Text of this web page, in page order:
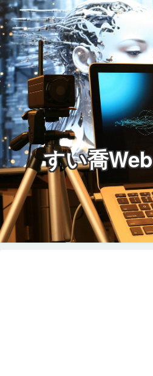
すい喬Web